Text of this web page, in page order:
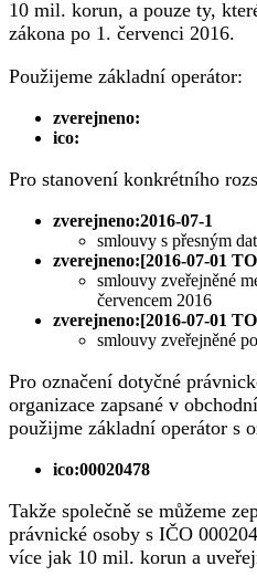
10 mil. korun, a pouze ty,
zákona po 1. červenci 2016.
Použijeme základní operátor:
zverejneno:
ico:
Pro stanovení konkrétního
zverejneno:2016-07-1
smlouvy s přesným
zverejneno:[2016-07-01
smlouvy zveřejněné
červencem 2016
zverejneno:[2016-07-01
smlouvy zveřejněné
Pro označení dotyčné
organizace zapsané v
použijme základní operátor s
ico:00020478
Takže společně se můžeme
právnické osoby s IČO
více jak 10 mil. korun a